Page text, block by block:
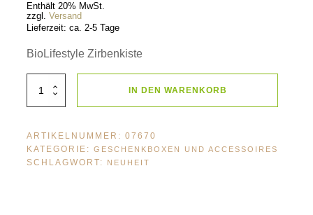
Enthält 20% MwSt.
zzgl.Versand
Lieferzeit: ca. 2-5 Tage
BioLifestyle Zirbenkiste
BioLifestyle
Zirbenkiste
IN DEN WARENKORB
ARTIKELNUMMER:07670
KATEGORIE:GESCHENKBOXEN UND ACCESSOIRES
SCHLAGWORT: NEUHEIT